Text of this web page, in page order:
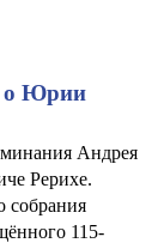
о Юрии
Андрея
Рерихе.
собрания
115-